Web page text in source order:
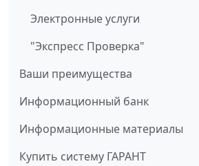
Электронные услуги
"Экспресс Проверка"
Ваши преимущества
Информационный банк
Информационные материалы
Купить систему ГАРАНТ